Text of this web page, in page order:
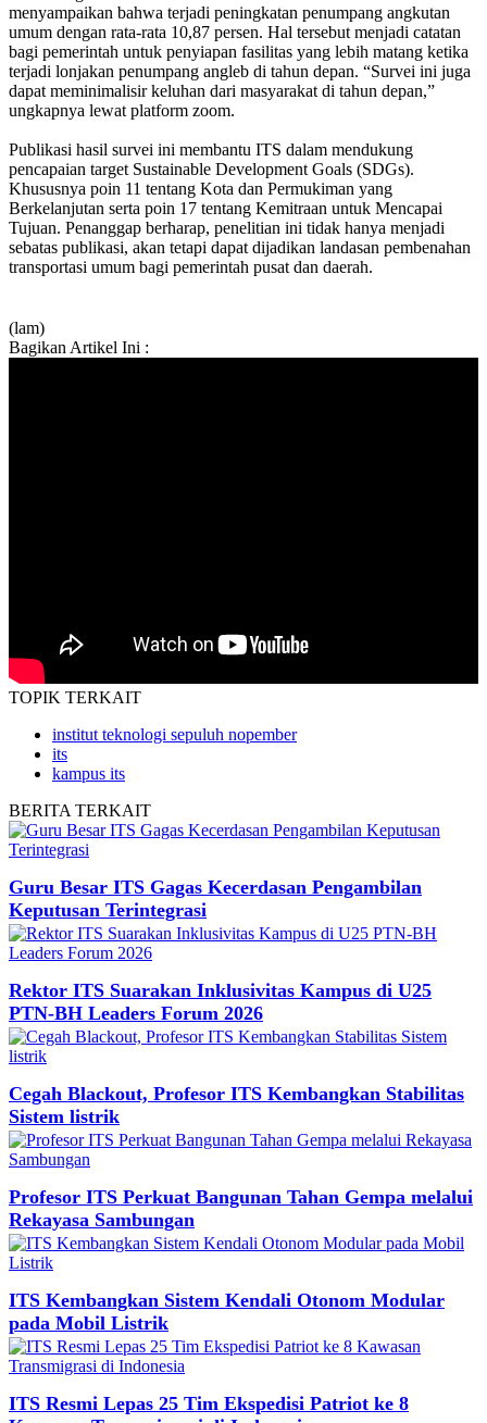
menyampaikan bahwa terjadi peningkatan penumpang angkutan
umum dengan rata-rata 10,87 persen. Hal tersebut menjadi catatan
bagi pemerintah untuk penyiapan fasilitas yang lebih matang ketika
terjadi lonjakan penumpang angleb di tahun depan. “Survei ini juga
dapat meminimalisir keluhan dari masyarakat di tahun depan,”
ungkapnya lewat platform zoom.
Publikasi hasil survei ini membantu ITS dalam mendukung
pencapaian target Sustainable Development Goals (SDGs).
Khususnya poin 11 tentang Kota dan Permukiman yang
Berkelanjutan serta poin 17 tentang Kemitraan untuk Mencapai
Tujuan. Penanggap berharap, penelitian ini tidak hanya menjadi
sebatas publikasi, akan tetapi dapat dijadikan landasan pembenahan
transportasi umum bagi pemerintah pusat dan daerah.
(lam)
Bagikan Artikel Ini :
TOPIK TERKAIT
institut teknologi sepuluh nopember
its
kampus its
BERITA TERKAIT
Guru Besar ITS Gagas Kecerdasan Pengambilan
Keputusan Terintegrasi
Rektor ITS Suarakan Inklusivitas Kampus di U25
PTN-BH Leaders Forum 2026
Cegah Blackout, Profesor ITS Kembangkan Stabilitas
Sistem listrik
Profesor ITS Perkuat Bangunan Tahan Gempa melalui
Rekayasa Sambungan
ITS Kembangkan Sistem Kendali Otonom Modular
pada Mobil Listrik
ITS Resmi Lepas 25 Tim Ekspedisi Patriot ke 8